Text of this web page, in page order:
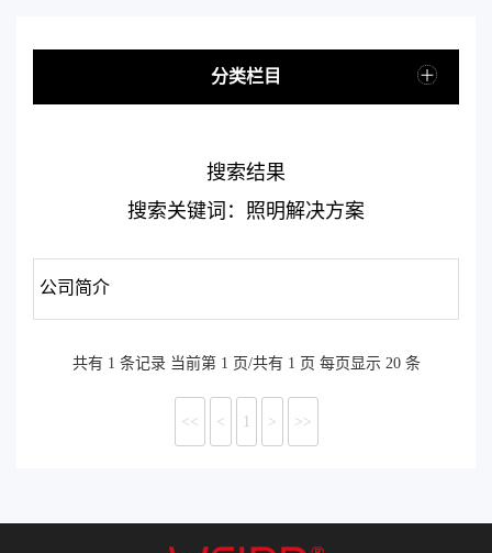
分类栏目
搜索结果
搜索关键词：照明解决方案
公司简介
共有 1 条记录 当前第 1 页/共有 1 页 每页显示 20 条
<< < 1 > >>